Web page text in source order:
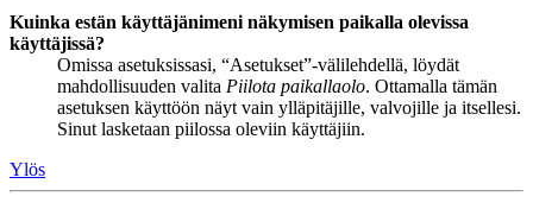
Kuinka estän käyttäjänimeni näkymisen paikalla olevissa
käyttäjissä?
Omissa asetuksissasi, “Asetukset”-välilehdellä, löydät
mahdollisuuden valita Piilota paikallaolo. Ottamalla tämän
asetuksen käyttöön näyt vain ylläpitäjille, valvojille ja itsellesi.
Sinut lasketaan piilossa oleviin käyttäjiin.
Ylös